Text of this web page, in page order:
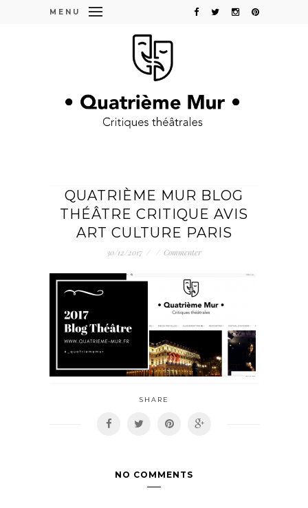
MENU
QUATRIÈME MUR BLOG
THÉÂTRE CRITIQUE AVIS
ART CULTURE PARIS
30/12/2017 / / Commenter
SHARE
NO COMMENTS